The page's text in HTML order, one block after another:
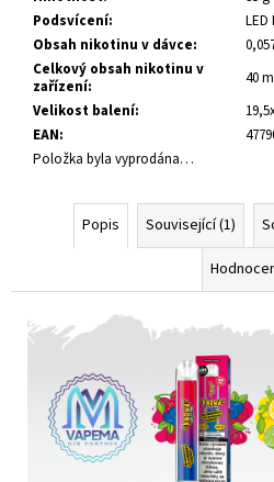
Podsvícení:
LED
Obsah nikotinu v dávce:
Celkový obsah nikotinu v
zařízení:
40
Velikost balení:
EAN:
Položka byla vyprodána…
Popis Související (1)